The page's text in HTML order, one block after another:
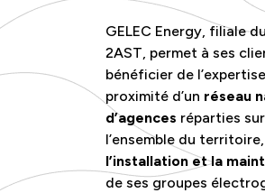
GELEC Energy, filiale
2AST, permet à ses
bénéficier de
proximité d’un réseau
d’agences réparties sur
l’ensemble du
l’installation et la
de ses groupes